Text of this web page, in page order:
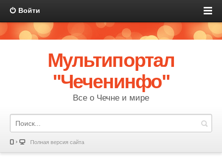
Войти
Мультипортал
"Чеченинфо"
Все о Чечне и мире
Полная версия сайта